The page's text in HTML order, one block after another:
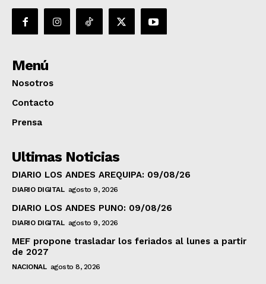
Menú
Nosotros
Contacto
Prensa
Ultimas Noticias
DIARIO LOS ANDES AREQUIPA: 09/08/26
DIARIO DIGITAL agosto 9, 2026
DIARIO LOS ANDES PUNO: 09/08/26
DIARIO DIGITAL agosto 9, 2026
MEF propone trasladar los feriados al lunes a partir
de 2027
NACIONAL agosto 8, 2026